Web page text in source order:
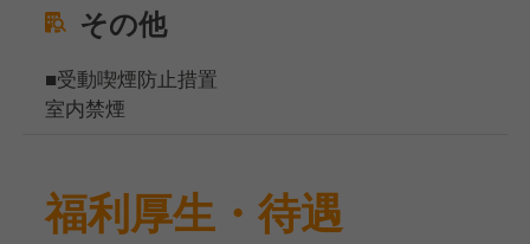
その他
■受動喫煙防止措置
室内禁煙
福利厚生・待遇